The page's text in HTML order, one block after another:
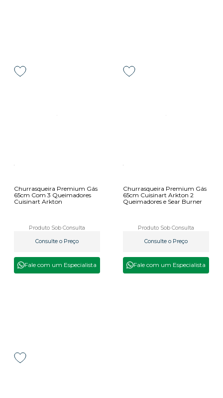
Churrasqueira Premium Gás
65cm Com 3 Queimadores
Cuisinart Arkton
Produto Sob Consulta
Consulte o Preço
Fale com um Especialista
Churrasqueira Premium Gás
65cm Cuisinart Arkton 2
Queimadores e Sear Burner
Produto Sob Consulta
Consulte o Preço
Fale com um Especialista